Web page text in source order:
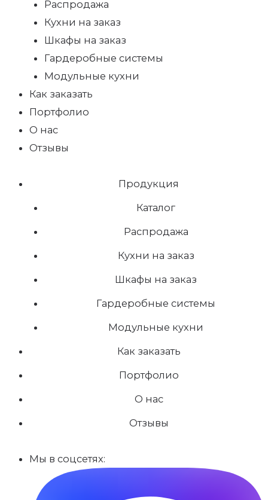
Распродажа
Кухни на заказ
Шкафы на заказ
Гардеробные системы
Модульные кухни
Как заказать
Портфолио
О нас
Отзывы
Продукция
Каталог
Распродажа
Кухни на заказ
Шкафы на заказ
Гардеробные системы
Модульные кухни
Как заказать
Портфолио
О нас
Отзывы
Мы в соцсетях: